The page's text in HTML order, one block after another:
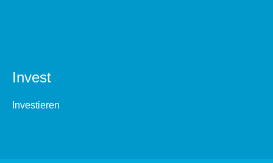
Invest
Investieren